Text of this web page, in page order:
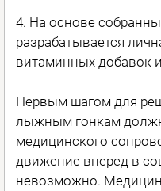
4. На основе
разрабатывается
витаминных добавок
Первым шагом для
лыжным гонкам
медицинского
движение вперед в
невозможно.